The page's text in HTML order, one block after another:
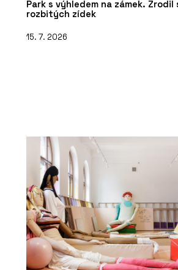
Park s výhledem na zámek. Zrodil
rozbitých zídek
15. 7. 2026